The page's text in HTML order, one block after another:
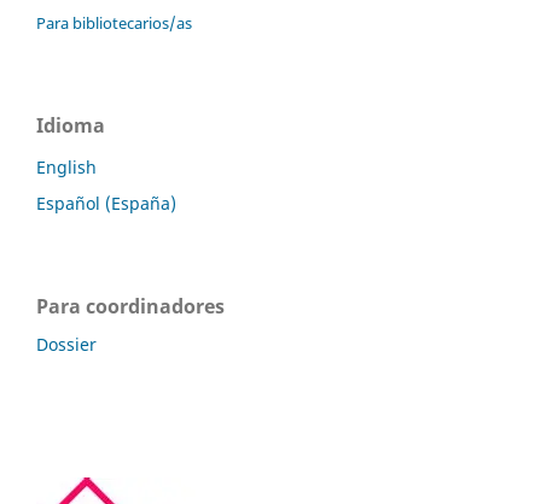
Para bibliotecarios/as
Idioma
English
Español (España)
Para coordinadores
Dossier